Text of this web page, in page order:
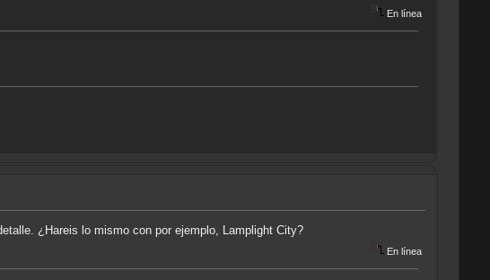
En línea
¿Hareis lo mismo con por ejemplo, Lamplight City?
En línea